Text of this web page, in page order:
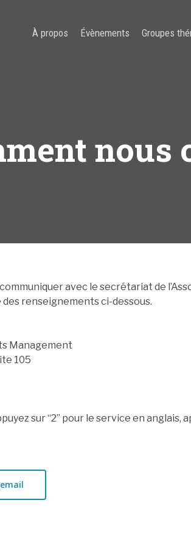
pour fermer
À propos Évènements Groupes
nous
avec le secrétariat de
des renseignements ci-dessous.
Management
105
sur “2” pour le service en anglais,